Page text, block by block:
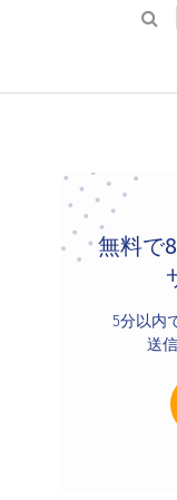
Primary
Sidebar
無料で
5分以内
送